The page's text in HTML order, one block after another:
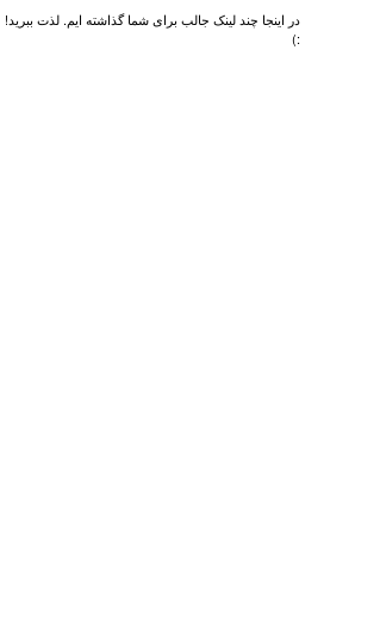
در اینجا چند لینک جالب برای شما گذاشته ایم. لذت ببرید!
:)